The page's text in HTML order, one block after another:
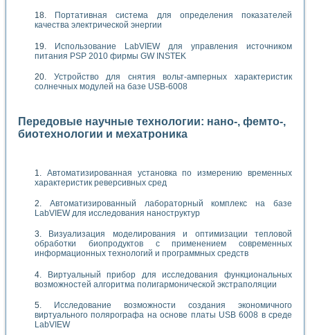
Портативная система для определения показателей
качества электрической энергии
Использование LabVIEW для управления источником
питания PSP 2010 фирмы GW INSTEK
Устройство для снятия вольт-амперных характеристик
солнечных модулей на базе USB-6008
Передовые научные технологии: нано-, фемто-,
биотехнологии и мехатроника
Автоматизированная установка по измерению временных
характеристик реверсивных сред
Автоматизированный лабораторный комплекс на базе
LabVIEW для исследования наноструктур
Визуализация моделирования и оптимизации тепловой
обработки биопродуктов с применением современных
информационных технологий и программных средств
Виртуальный прибор для исследования функциональных
возможностей алгоритма полигармонической экстраполяции
Исследование возможности создания экономичного
виртуального полярографа на основе платы USB 6008 в среде
LabVIEW